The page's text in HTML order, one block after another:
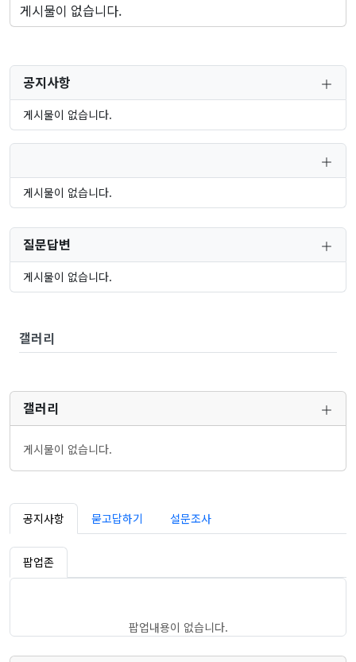
게시물이 없습니다.
공지사항
게시물이 없습니다.
게시물이 없습니다.
질문답변
게시물이 없습니다.
갤러리
갤러리
게시물이 없습니다.
공지사항 묻고답하기 설문조사
팝업존
팝업내용이 없습니다.